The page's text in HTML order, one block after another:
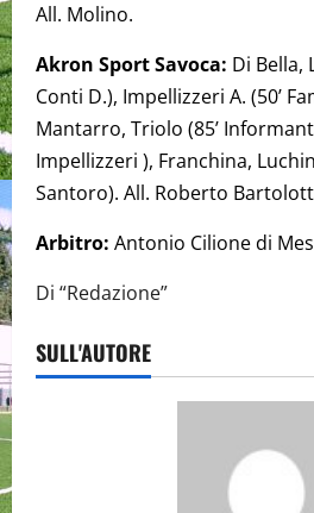
All. Molino.
Akron Sport Savoca: Di Bella,
Conti D.), Impellizzeri A. (50’
Mantarro, Triolo (85’
Impellizzeri ), Franchina,
Santoro). All. Roberto
Arbitro: Antonio Cilione di
Di “Redazione”
SULL'AUTORE